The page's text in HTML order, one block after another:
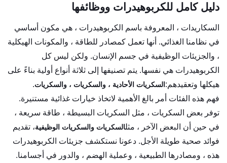
دليل كامل للكربوهيدرات ووظائفها
السكاريدات ، المعروفة باسم الكربوهيدرات ، هي مكون أساسي
في نظامنا الغذائي. أنها تعمل كمصادر للطاقة ، والمكونات الهيكلية
، والجزيئات الوظيفية في جسم الإنسان. ولكن ليس كل
الكربوهيدرات هي نفسها. يتم تصنيفها إلى ثلاثة أنواع أولية بناءً على
هيكلها وتعقيدهم: السكريات الأحادية ، والسكريات ، والسكريات.
فهم هذه الفئات أمر بالغ الأهمية لاتخاذ خيارات غذائية مستنيرة.
توفر بعض السكريات ، مثل السكريات البسيطة ، طاقة سريعة ،
في حين أن البعض الآخر ، مثلالسكريات والسكريات الوظيفية، تقديم
فوائد صحية طويلة الأجل. دعونا نستكشف جزيئات الكربوهيدرات
هذه ، ومصادرها الطبيعية ، وعملية الهضم ، والدور في أجسامنا.